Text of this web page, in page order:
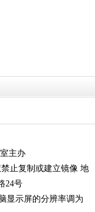
室主办
止复制或建立镜像 地
24号
显示屏的分辨率调为